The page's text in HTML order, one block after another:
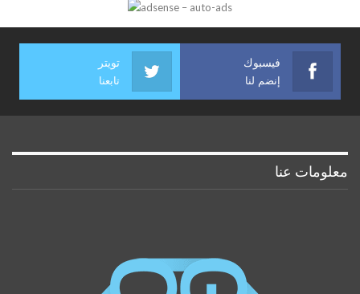
فيسبوك
إنضم لنا
تويتر
تابعنا
معلومات عنا